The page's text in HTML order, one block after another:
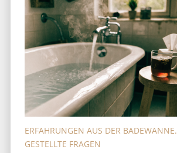
ERFAHRUNGEN AUS DER BADEWANNE.
GESTELLTE FRAGEN